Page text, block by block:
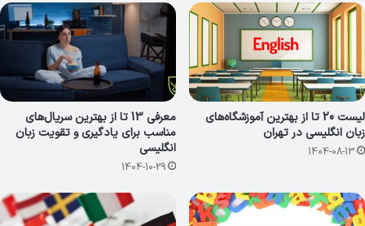
لیست 20 تا از بهترین آموزشگاه‌های
زبان انگلیسی در تهران
1404-08-13
معرفی 13 تا از بهترین سریال‌های
مناسب برای یادگیری و تقویت زبان
انگلیسی
1404-10-29